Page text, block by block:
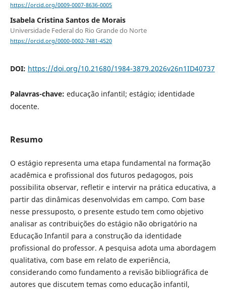
https://orcid.org/0009-0007-8636-0005
Isabela Cristina Santos de Morais
Universidade Federal do Rio Grande do Norte
https://orcid.org/0000-0002-7481-4520
DOI: https://doi.org/10.21680/1984-3879.2026v26n1ID40737
Palavras-chave: educação infantil; estágio; identidade
docente.
Resumo
O estágio representa uma etapa fundamental na formação
acadêmica e profissional dos futuros pedagogos, pois
possibilita observar, refletir e intervir na prática educativa, a
partir das dinâmicas desenvolvidas em campo. Com base
nesse pressuposto, o presente estudo tem como objetivo
analisar as contribuições do estágio não obrigatório na
Educação Infantil para a construção da identidade
profissional do professor. A pesquisa adota uma abordagem
qualitativa, com base em relato de experiência,
considerando como fundamento a revisão bibliográfica de
autores que discutem temas como educação infantil,